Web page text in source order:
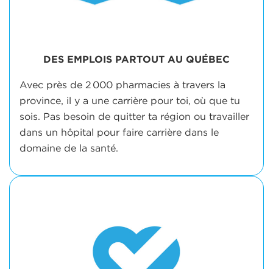
DES EMPLOIS PARTOUT AU QUÉBEC
Avec près de 2 000 pharmacies à travers la
province, il y a une carrière pour toi, où que tu
sois. Pas besoin de quitter ta région ou travailler
dans un hôpital pour faire carrière dans le
domaine de la santé.